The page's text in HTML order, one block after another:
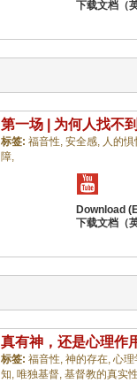
第一场 | 为何人找不
标签: 福音性, 安全感, 人的惧
障,
真有神，还是心理作
标签: 福音性, 神的存在, 心理
知, 唯独基督, 基督教的真实